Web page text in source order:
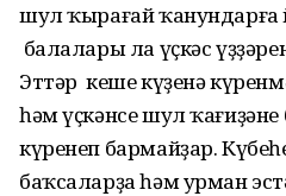
шул ҡырағай ҡанундарға
балалары ла үҫкәс
Эттәр кеше күҙенә
һәм үҫкәнсе шул
күренеп бармайҙар.
баҡсаларҙа һәм урман